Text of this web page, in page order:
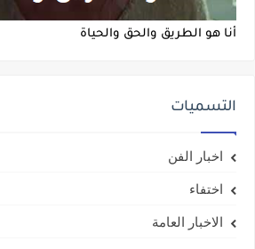
أنا هو الطريق والحق والحياة
التسميات
اخبار الفن
اختفاء
الاخبار العامة